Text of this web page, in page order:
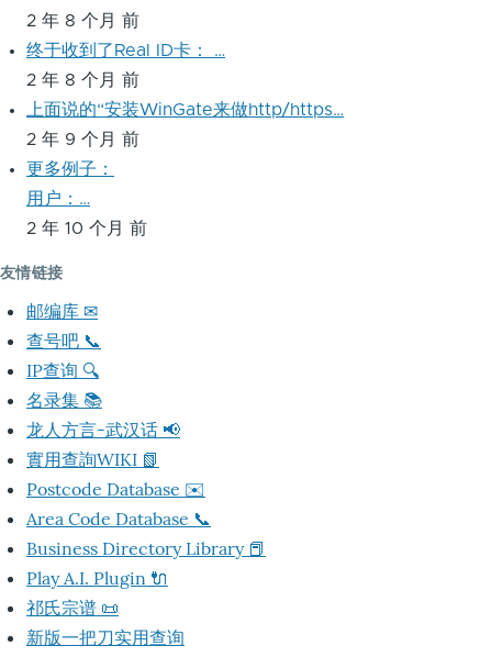
2 年 8 个月 前
终于收到了Real ID卡： …
2 年 8 个月 前
上面说的“安装WinGate来做http/https…
2 年 9 个月 前
更多例子：
用户：…
2 年 10 个月 前
友情链接
邮编库 ✉
查号吧 📞
IP查询 🔍
名录集 📚
龙人方言-武汉话 📢
實用查詢WIKI 📗
Postcode Database ✉️
Area Code Database 📞
Business Directory Library 📕
Play A.I. Plugin 🔌
祁氏宗谱 📜
新版一把刀实用查询